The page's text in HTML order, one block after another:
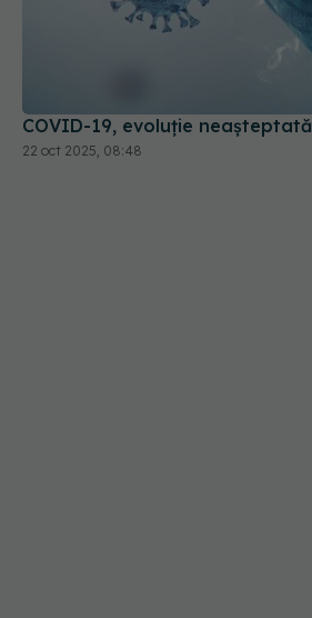
COVID-19, evoluție neașteptată
22 oct 2025, 08:48